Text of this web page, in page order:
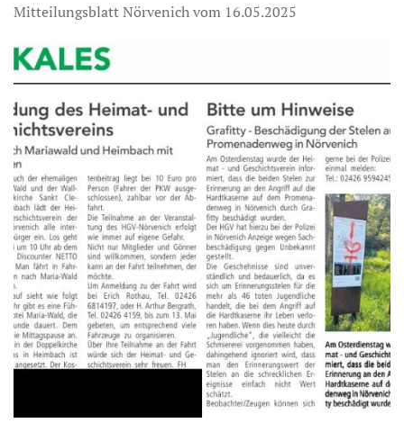
Mitteilungsblatt Nörvenich vom 16.05.2025